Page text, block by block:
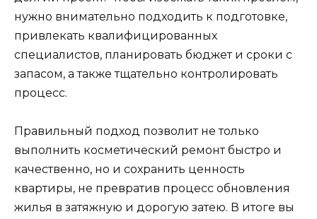
нужно внимательно подходить к подготовке,
привлекать квалифицированных
специалистов, планировать бюджет и сроки с
запасом, а также тщательно контролировать
процесс.
Правильный подход позволит не только
выполнить косметический ремонт быстро и
качественно, но и сохранить ценность
квартиры, не превратив процесс обновления
жилья в затяжную и дорогую затею. В итоге вы